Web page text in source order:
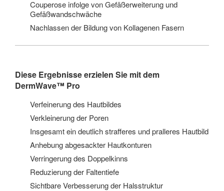
Couperose infolge von Gefäßerweiterung und
Gefäßwandschwäche
Nachlassen der Bildung von Kollagenen Fasern
Diese Ergebnisse erzielen Sie mit dem
DermWave™ Pro
Verfeinerung des Hautbildes
Verkleinerung der Poren
Insgesamt ein deutlich strafferes und pralleres Hautbild
Anhebung abgesackter Hautkonturen
Verringerung des Doppelkinns
Reduzierung der Faltentiefe
Sichtbare Verbesserung der Halsstruktur